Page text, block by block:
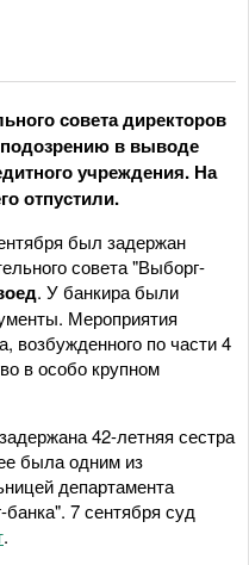
совета директоров
в выводе
учреждения. На
отпустили.
был задержан
совета "Выборг-
. У банкира были
Мероприятия
возбужденного по части 4
в особо крупном
42-летняя сестра
была одним из
департамента
7 сентября суд
.